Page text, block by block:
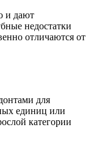
и дают
недостатки
отличаются от
для
единиц или
категории